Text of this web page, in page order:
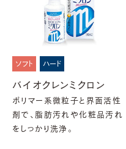
ソフト ハード
バイオクレンミクロン
ポリマー系微粒子と界面活性
剤で、脂肪汚れや化粧品汚れ
をしっかり洗浄。